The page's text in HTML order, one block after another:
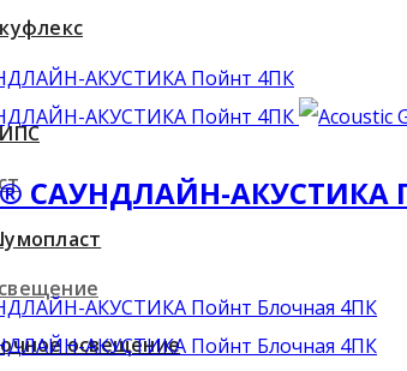
освещение
САУНДЛАЙН-АКУСТИКА